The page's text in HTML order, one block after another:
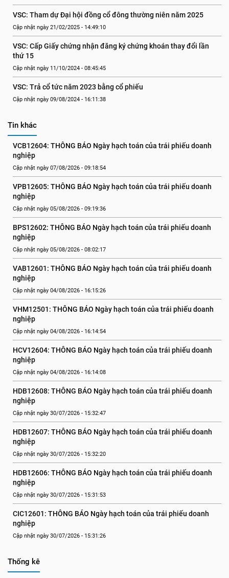
VSC: Tham dự Đại hội đồng cổ đông thường niên năm 2025
Cập nhật ngày 21/02/2025 - 14:49:10
VSC: Cấp Giấy chứng nhận đăng ký chứng khoán thay đổi lần
thứ 15
Cập nhật ngày 11/10/2024 - 08:45:45
VSC: Trả cổ tức năm 2023 bằng cổ phiếu
Cập nhật ngày 09/08/2024 - 16:11:38
Tin khác
VCB12604: THÔNG BÁO Ngày hạch toán của trái phiếu doanh
nghiệp
Cập nhật ngày 07/08/2026 - 09:18:54
VPB12605: THÔNG BÁO Ngày hạch toán của trái phiếu doanh
nghiệp
Cập nhật ngày 05/08/2026 - 09:19:36
BPS12602: THÔNG BÁO Ngày hạch toán của trái phiếu doanh
nghiệp
Cập nhật ngày 05/08/2026 - 08:02:17
VAB12601: THÔNG BÁO Ngày hạch toán của trái phiếu doanh
nghiệp
Cập nhật ngày 04/08/2026 - 16:15:26
VHM12501: THÔNG BÁO Ngày hạch toán của trái phiếu doanh
nghiệp
Cập nhật ngày 04/08/2026 - 16:14:54
HCV12604: THÔNG BÁO Ngày hạch toán của trái phiếu doanh
nghiệp
Cập nhật ngày 04/08/2026 - 16:14:08
HDB12608: THÔNG BÁO Ngày hạch toán của trái phiếu doanh
nghiệp
Cập nhật ngày 30/07/2026 - 15:32:47
HDB12607: THÔNG BÁO Ngày hạch toán của trái phiếu doanh
nghiệp
Cập nhật ngày 30/07/2026 - 15:32:20
HDB12606: THÔNG BÁO Ngày hạch toán của trái phiếu doanh
nghiệp
Cập nhật ngày 30/07/2026 - 15:31:53
CIC12601: THÔNG BÁO Ngày hạch toán của trái phiếu doanh
nghiệp
Cập nhật ngày 30/07/2026 - 15:31:26
Thống kê